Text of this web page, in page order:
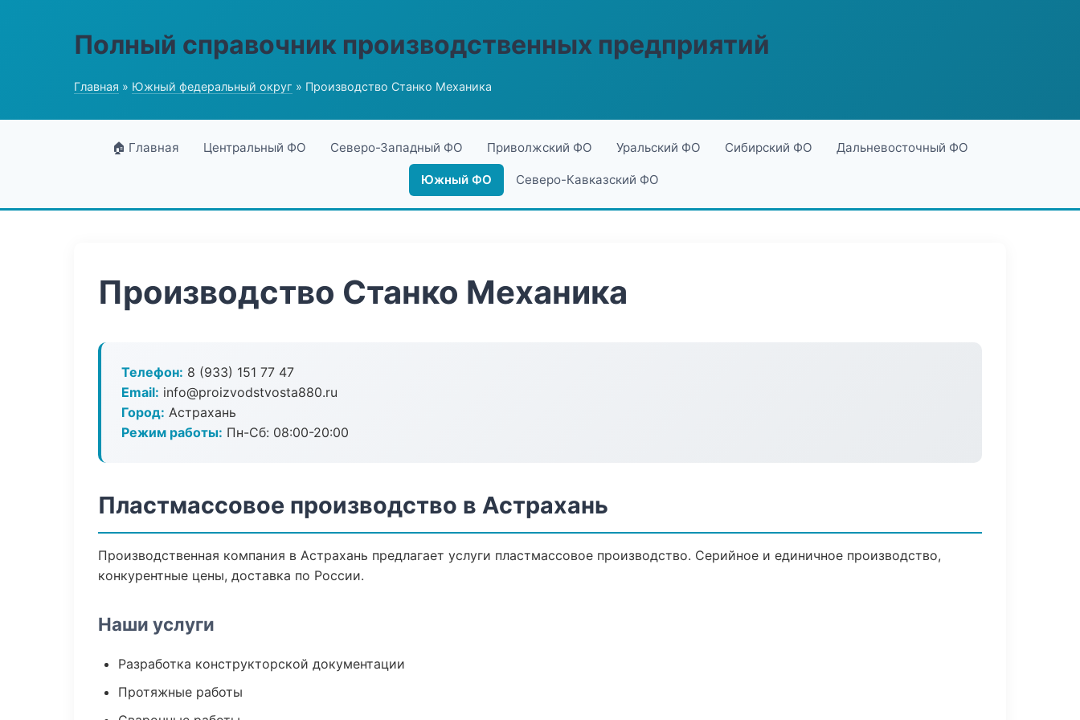
Полный справочник производственных предприятий
Главная » Южный федеральный округ » Производство Станко Механика
🏠 Главная Центральный ФО Северо-Западный ФО Приволжский ФО Уральский ФО Сибирский ФО Дальневосточный ФО
Южный ФО Северо-Кавказский ФО
Производство Станко Механика
Телефон: 8 (933) 151 77 47
Email: info@proizvodstvosta880.ru
Город: Астрахань
Режим работы: Пн-Сб: 08:00-20:00
Пластмассовое производство в Астрахань
Производственная компания в Астрахань предлагает услуги пластмассовое производство. Серийное и единичное производство,
конкурентные цены, доставка по России.
Наши услуги
Разработка конструкторской документации
Протяжные работы